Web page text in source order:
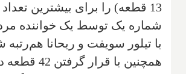
13 قطعه) را برای بیشترین
شماره یک توسط یک خواننده
با تیلور سویفت و ریحانا
همچنین با قرار